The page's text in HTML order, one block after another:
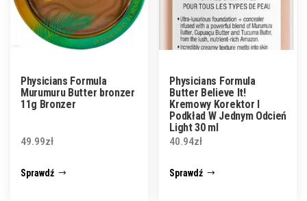
Physicians Formula
Murumuru Butter bronzer
11g Bronzer
49.99zł
Sprawdź
Physicians Formula
Butter Believe It!
Kremowy Korektor I
Podkład W Jednym Odcień
Light 30 ml
40.94zł
Sprawdź